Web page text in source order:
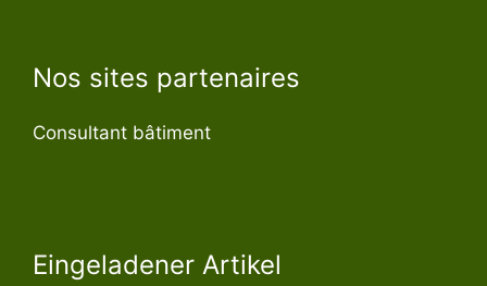
Nos sites partenaires
Consultant bâtiment
Eingeladener Artikel